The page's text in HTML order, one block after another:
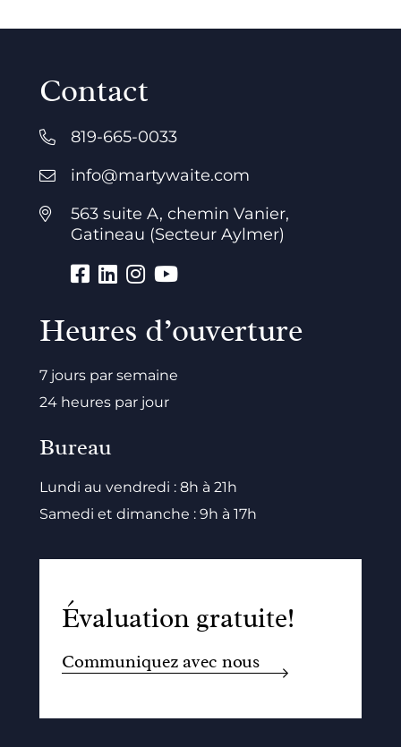
Contact
819-665-0033
info@martywaite.com
563 suite A, chemin Vanier,
Gatineau (Secteur Aylmer)
Heures d’ouverture
7 jours par semaine
24 heures par jour
Bureau
Lundi au vendredi : 8h à 21h
Samedi et dimanche : 9h à 17h
Évaluation gratuite!
Communiquez avec nous